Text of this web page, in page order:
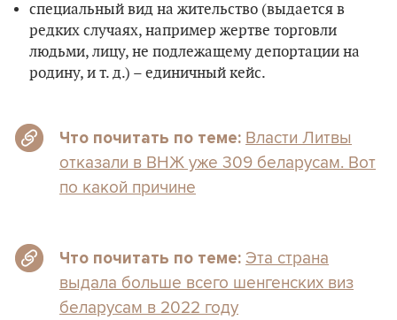
специальный вид на жительство (выдается в
редких случаях, например жертве торговли
людьми, лицу, не подлежащему депортации на
родину, и т. д.) – единичный кейс.
Что почитать по теме: Власти Литвы
отказали в ВНЖ уже 309 беларусам. Вот
по какой причине
Что почитать по теме: Эта страна
выдала больше всего шенгенских виз
беларусам в 2022 году